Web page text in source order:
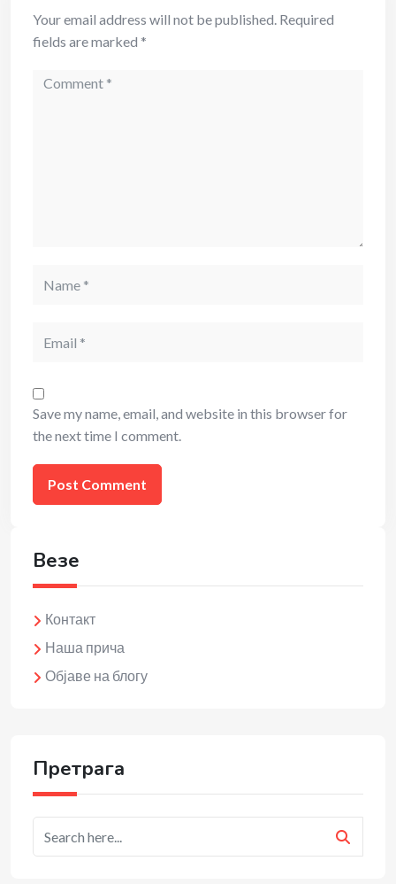
Your email address will not be published. Required
fields are marked *
Comment
Save my name, email, and website in this browser for
the next time I comment.
Везе
Контакт
Наша прича
Објаве на блогу
Претрага